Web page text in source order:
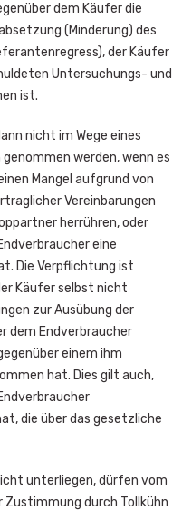
dem Käufer die
(Minderung) des
der Käufer
Untersuchungs- und
ist.
nicht im Wege eines
werden, wenn es
Mangel aufgrund von
Vereinbarungen
herrühren, oder
eine
Die Verpflichtung ist
Käufer selbst nicht
zur Ausübung der
dem Endverbraucher
einem ihm
hat. Dies gilt auch,
die über das gesetzliche
unterliegen, dürfen vom
Zustimmung durch Tollkühn